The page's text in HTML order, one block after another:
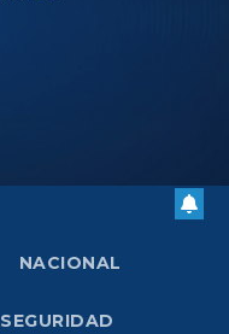
NACIONAL
SEGURIDAD